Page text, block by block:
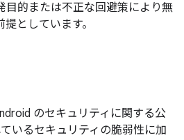
目的または不正な回避策により無
としています。
のセキュリティに関する公
いるセキュリティの脆弱性に加